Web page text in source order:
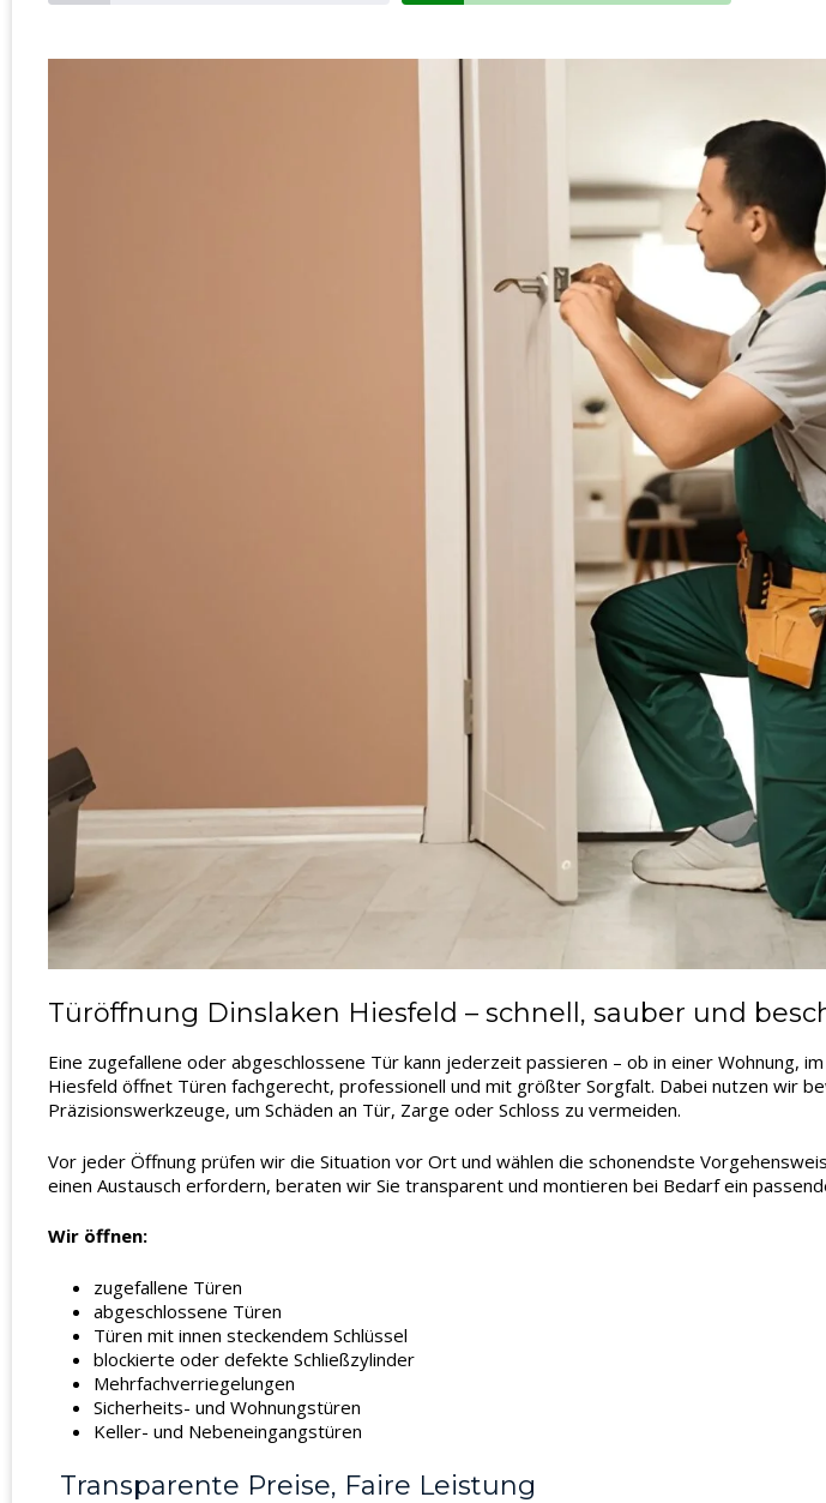
Türöffnung Dinslaken Hiesfeld – schnell, sauber und
Eine zugefallene oder abgeschlossene Tür kann jederzeit passieren – ob in einer Wohnung,
Hiesfeld öffnet Türen fachgerecht, professionell und mit größter Sorgfalt. Dabei nutzen wir
Präzisionswerkzeuge, um Schäden an Tür, Zarge oder Schloss zu vermeiden.
Vor jeder Öffnung prüfen wir die Situation vor Ort und wählen die schonendste
einen Austausch erfordern, beraten wir Sie transparent und montieren bei Bedarf ein
Wir öffnen:
zugefallene Türen
abgeschlossene Türen
Türen mit innen steckendem Schlüssel
blockierte oder defekte Schließzylinder
Mehrfachverriegelungen
Sicherheits- und Wohnungstüren
Keller- und Nebeneingangstüren
Transparente Preise, Faire Leistung